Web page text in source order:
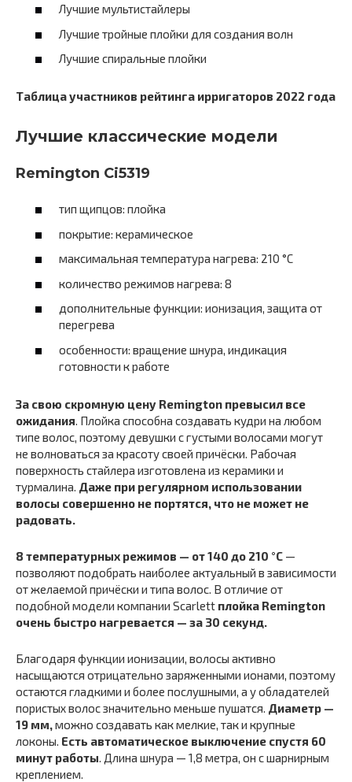
Лучшие мультистайлеры
Лучшие тройные плойки для создания волн
Лучшие спиральные плойки
Таблица участников рейтинга ирригаторов 2022 года
Лучшие классические модели
Remington Ci5319
тип щипцов: плойка
покрытие: керамическое
максимальная температура нагрева: 210 °C
количество режимов нагрева: 8
дополнительные функции: ионизация, защита от
перегрева
особенности: вращение шнура, индикация
готовности к работе
За свою скромную цену Remington превысил все
ожидания . Плойка способна создавать кудри на любом
типе волос, поэтому девушки с густыми волосами могут
не волноваться за красоту своей причёски. Рабочая
поверхность стайлера изготовлена из керамики и
турмалина. Даже при регулярном использовании
волосы совершенно не портятся, что не может не
радовать.
8 температурных режимов — от 140 до 210 °C —
позволяют подобрать наиболее актуальный в зависимости
от желаемой причёски и типа волос. В отличие от
подобной модели компании Scarlett плойка Remington
очень быстро нагревается — за 30 секунд.
Благодаря функции ионизации, волосы активно
насыщаются отрицательно заряженными ионами, поэтому
остаются гладкими и более послушными, а у обладателей
пористых волос значительно меньше пушатся. Диаметр —
19 мм, можно создавать как мелкие, так и крупные
локоны. Есть автоматическое выключение спустя 60
минут работы . Длина шнура — 1,8 метра, он с шарнирным
креплением.